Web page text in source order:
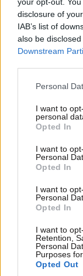
disclosure of
IAB’s list of
also be
Downstream
Please note that
not limited to
grant or deny
use your data
consent section.
Personal
I want to
personal
Opted In
I want to
Personal
Opted In
I want to
Personal
Opted In
I want to
Retention,
Personal
Purposes
Opted Out
Αρη,
θα
θα
πως
ποτέ
αλλά
είσαι